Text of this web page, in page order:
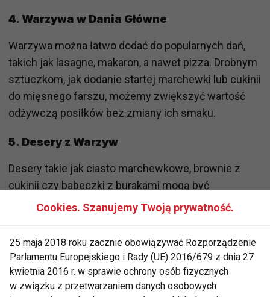
4.Warzywa w Dania Główne
Warzywa można łatwo dodać do popularnych dań,
takich jak lasagne, makaron, a nawet pizza. Drobnym
sztuczkom, jak dodanie startej marchewki lub cukinii
do mięsnego farszu, możemy zwiększyć wartość
odżywczą posiłków bez zmiany ich smaku.
5. Desery z Warzyw
Desery takie jak ciasto marchewkowe, brownie z
cukinii czy babeczki z burakami mogą być
doskonałym sposobem na to, aby dzieci spożywały
słodyczy, jednocześnie będąc zdrowszą
alternatywą dla tradycyjnych słodkości.
Kluczem do skutecznego przemycania warzyw w
Cookies. Szanujemy Twoją prywatność.
25 maja 2018 roku zacznie obowiązywać Rozporządzenie
Parlamentu Europejskiego i Rady (UE) 2016/679 z dnia 27
kwietnia 2016 r. w sprawie ochrony osób fizycznych
w związku z przetwarzaniem danych osobowych